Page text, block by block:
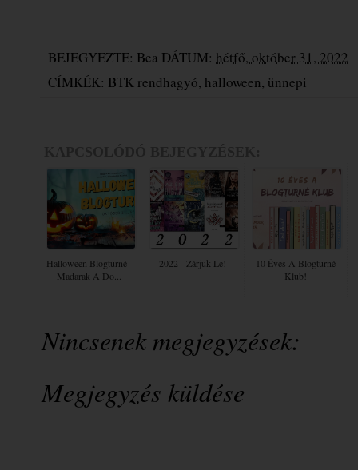
BEJEGYEZTE: Bea DÁTUM: hétfő, október 31, 2022
CÍMKÉK: BTK rendhagyó, halloween, ünnepi
Halloween Blogturné -
Madarak ​a Do...
2022 - Zárjuk Le!
10 Éves A Blogturné
Klub!
Nincsenek megjegyzések:
Megjegyzés küldése